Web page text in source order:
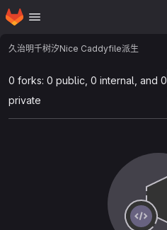
跳转到主要内容
主页
久治明千树汐Nice Caddyfile派生
0 forks: 0 public, 0 internal, and 0
private